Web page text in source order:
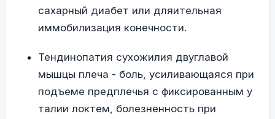
сахарный диабет или дляительная
иммобилизация конечности.
Тендинопатия сухожилия двуглавой
мышцы плеча - боль, усиливающаяся при
подъеме предплечья с фиксированным у
талии локтем, болезненность при